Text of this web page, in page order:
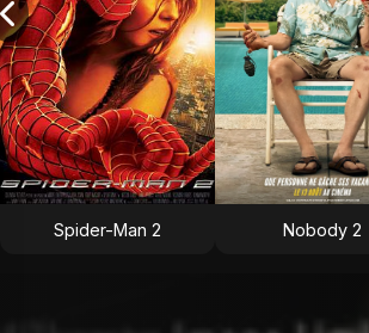
Spider-Man 2 Nobody 2